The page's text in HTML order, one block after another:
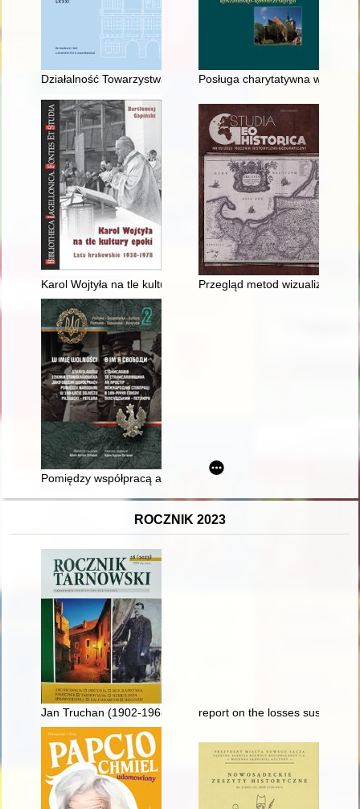
Działalność Towarzystwa Przyrodniczego w Gdańsku w XIX i
Posługa charytatywna w
Karol Wojtyła na tle kultury epoki : lata krakowskie 1938-1978
Przegląd metod wizualizacji
Pomiędzy współpracą a życiem obok : gospodarcze
ROCZNIK 2023
Jan Truchan (1902-1968) : jeden z pierwszych budowniczych
report on the losses sustained